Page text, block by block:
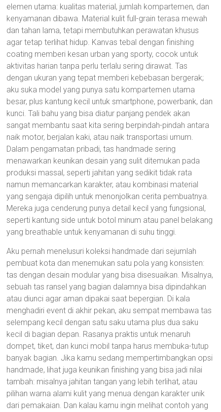
elemen utama: kualitas material, jumlah kompartemen, dan
kenyamanan dibawa. Material kulit full-grain terasa mewah
dan tahan lama, tetapi membutuhkan perawatan khusus
agar tetap terlihat hidup. Kanvas tebal dengan finishing
coating memberi kesan urban yang sporty, cocok untuk
aktivitas harian tanpa perlu terlalu sering dirawat. Tas
dengan ukuran yang tepat memberi kebebasan bergerak;
aku suka model yang punya satu kompartemen utama
besar, plus kantung kecil untuk smartphone, powerbank, dan
kunci. Tali bahu yang bisa diatur panjang pendek akan
sangat membantu saat kita sering berpindah-pindah antara
naik motor, berjalan kaki, atau naik transportasi umum.
Dalam pengamatan pribadi, tas handmade sering
menawarkan keunikan desain yang sulit ditemukan pada
produksi massal, seperti jahitan yang sedikit tidak rata
namun memancarkan karakter, atau kombinasi material
yang sengaja dipilih untuk menonjolkan cerita pembuatnya.
Mereka juga cenderung punya detail kecil yang fungsional,
seperti kantung side untuk botol minum atau panel belakang
yang breathable untuk kenyamanan di suhu tinggi.
Aku pernah menelusuri koleksi handmade dari sejumlah
pembuat kota dan menemukan satu pola yang konsisten:
tas dengan desain modular yang bisa disesuaikan. Misalnya,
sebuah tas ransel yang bagian dalamnya bisa dipindahkan
atau diunci agar aman dipakai saat bepergian. Di kala
menghadiri event di akhir pekan, aku sempat membawa tas
selempang kecil dengan satu saku utama plus dua saku
kecil di bagian depan. Rasanya praktis untuk menaruh
dompet, tiket, dan kunci mobil tanpa harus membuka-tutup
banyak bagian. Jika kamu sedang mempertimbangkan opsi
handmade, lihat juga keunikan finishing yang bisa jadi nilai
tambah: misalnya jahitan tangan yang lebih terlihat, atau
pilihan warna alami kulit yang menua dengan karakter unik
dari pemakaian. Dan kalau kamu ingin melihat contoh yang